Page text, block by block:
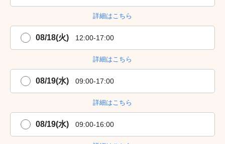
詳細はこちら
08/18(火) 12:00-17:00
詳細はこちら
08/19(水) 09:00-17:00
詳細はこちら
08/19(水) 09:00-16:00